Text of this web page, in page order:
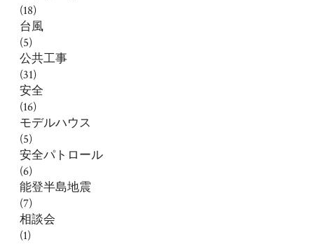
(18)
台風
(5)
公共工事
(31)
安全
(16)
モデルハウス
(5)
安全パトロール
(6)
能登半島地震
(7)
相談会
(1)